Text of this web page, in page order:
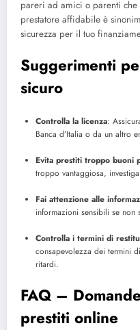
pareri ad amici o parenti che
prestatore affidabile è
sicurezza per il tuo
Suggerimenti
sicuro
Controlla la licenza:
Banca d’Italia o da un altro
Evita prestiti troppo buoni
troppo vantaggiosa,
Fai attenzione alle
informazioni sensibili se
Controlla i termini di
consapevolezza dei termini
ritardi.
FAQ –
prestiti online